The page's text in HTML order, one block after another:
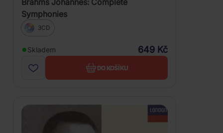
Brahms Johannes: Complete
Symphonies
3CD
Skladem 649 Kč
DO KOŠÍKU